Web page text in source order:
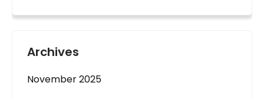
Archives
November 2025